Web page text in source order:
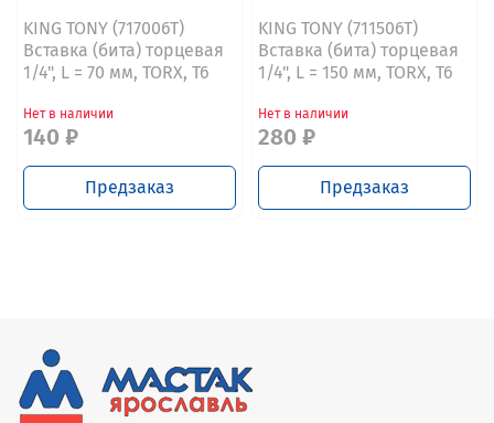
KING TONY (717006T)
Вставка (бита) торцевая
1/4", L = 70 мм, TORX, T6
Нет в наличии
140 ₽
Предзаказ
KING TONY (711506T)
Вставка (бита) торцевая
1/4", L = 150 мм, TORX, T6
Нет в наличии
280 ₽
Предзаказ